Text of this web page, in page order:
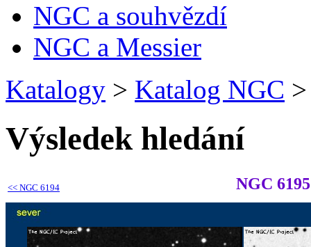
NGC a souhvězdí
NGC a Messier
Katalogy > Katalog NGC >
Výsledek hledání
<< NGC 6194 NGC 6195